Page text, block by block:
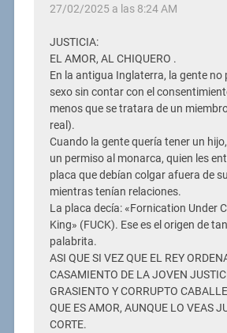
27/02/2025 a las 8:24 AM
JUSTICIA:
EL AMOR, AL CHIQUERO .
En la antigua Inglaterra, la gente no
sexo sin contar con el
menos que se tratara de un
real).
Cuando la gente quería tener un
un permiso al monarca, quien les
placa que debían colgar afuera de
mientras tenían relaciones.
La placa decía: «Fornication Under
King» (FUCK). Ese es el origen de
palabrita.
ASI QUE SI VEZ QUE EL REY
CASAMIENTO DE LA JOVEN
GRASIENTO Y CORRUPTO
QUE ES AMOR, AUNQUE LO VEAS
CORTE.